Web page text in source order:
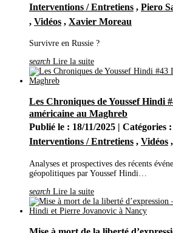
Interventions / Entretiens , Piero
, Vidéos , Xavier Moreau
Survivre en Russie ?
search Lire la suite
Les Chroniques de Youssef Hindi
américaine au Maghreb
Publié le : 18/11/2025 | Catégories :
Interventions / Entretiens , Vidéos ,
Analyses et prospectives des récents
géopolitiques par Youssef Hindi…
search Lire la suite